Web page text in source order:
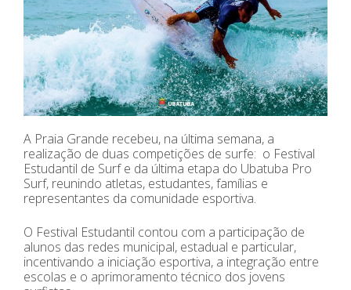
A Praia Grande recebeu, na última semana, a
realização de duas competições de surfe: o Festival
Estudantil de Surf e da última etapa do Ubatuba Pro
Surf, reunindo atletas, estudantes, famílias e
representantes da comunidade esportiva.
O Festival Estudantil contou com a participação de
alunos das redes municipal, estadual e particular,
incentivando a iniciação esportiva, a integração entre
escolas e o aprimoramento técnico dos jovens